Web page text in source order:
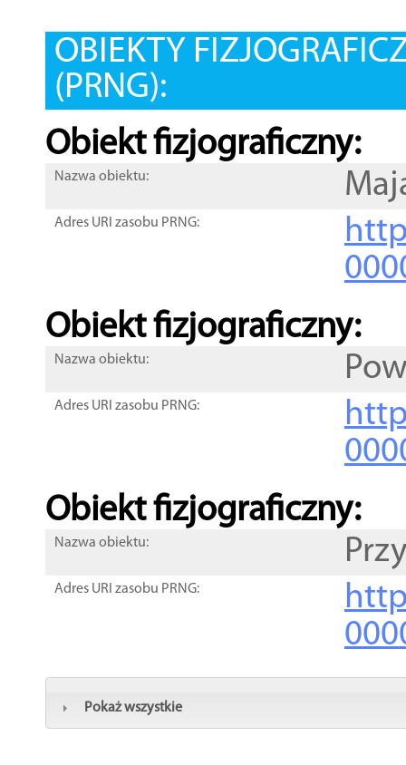
OBIEKTY
(PRNG):
Obiekt fizjograficzny:
Nazwa obiektu:
Adres URI zasobu PRNG:
Obiekt fizjograficzny:
Nazwa obiektu:
Adres URI zasobu PRNG:
Obiekt fizjograficzny:
Nazwa obiektu:
Adres URI zasobu PRNG:
Pokaż wszystkie